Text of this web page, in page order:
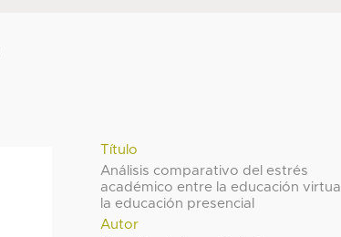
Título
Análisis comparativo del estrés
académico entre la educación
la educación presencial
Autor